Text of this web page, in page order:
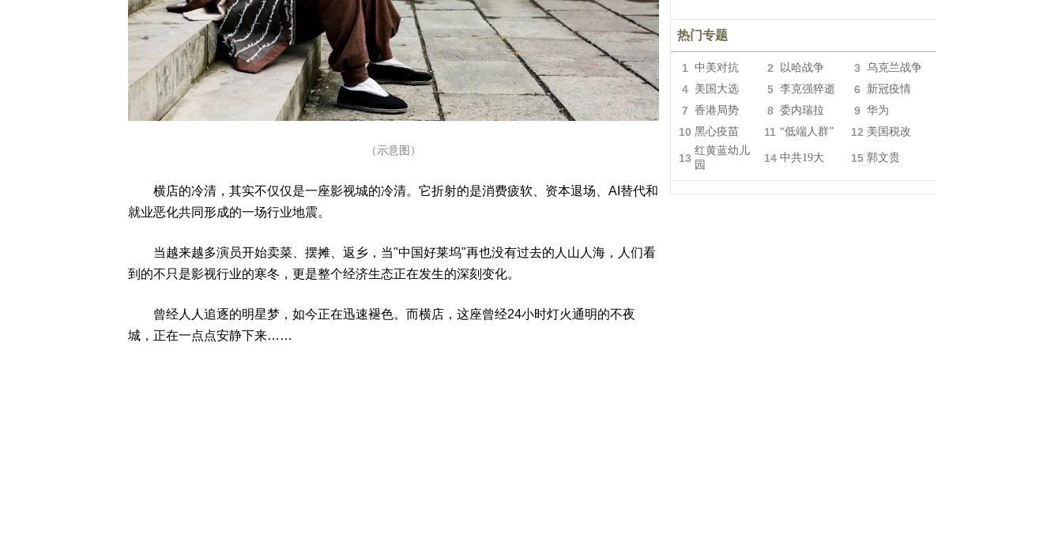
（示意图）
横店的冷清，其实不仅仅是一座影视城的冷清。它折射的是消费疲软、资本退场、AI替代和
就业恶化共同形成的一场行业地震。
当越来越多演员开始卖菜、摆摊、返乡，当"中国好莱坞"再也没有过去的人山人海，人们看
到的不只是影视行业的寒冬，更是整个经济生态正在发生的深刻变化。
曾经人人追逐的明星梦，如今正在迅速褪色。而横店，这座曾经24小时灯火通明的不夜
城，正在一点点安静下来……
热门专题
1 中美对抗 2 以哈战争 3 乌克兰战争
4 美国大选 5 李克强猝逝 6 新冠疫情
7 香港局势 8 委内瑞拉 9 华为
10 黑心疫苗 11 “低端人群” 12 美国税改
13
红黄蓝幼儿
园
14 中共19大 15 郭文贵